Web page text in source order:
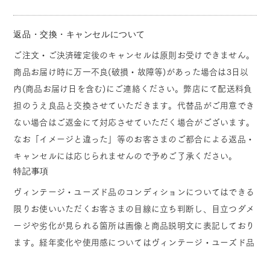
返品・交換・キャンセルについて
ご注文・ご決済確定後のキャンセルは原則お受けできません。
商品お届け時に万一不良(破損・故障等)があった場合は3日以
内(商品お届け日を含む)にご連絡ください。弊店にて配送料負
担のうえ良品と交換させていただきます。代替品がご用意でき
ない場合はご返金にて対応させていただく場合がございます。
なお「イメージと違った」等のお客さまのご都合による返品・
キャンセルには応じられませんので予めご了承ください。
特記事項
ヴィンテージ・ユーズド品のコンディションについてはできる
限りお使いいただくお客さまの目線に立ち判断し、目立つダメ
ージや劣化が見られる箇所は画像と商品説明文に表記しており
ます。経年変化や使用感についてはヴィンテージ・ユーズド品